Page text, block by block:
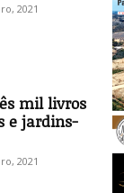
2021
mil livros
e jardins-
2021